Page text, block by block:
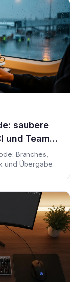
saubere
und Team-
Branches,
und Übergabe.